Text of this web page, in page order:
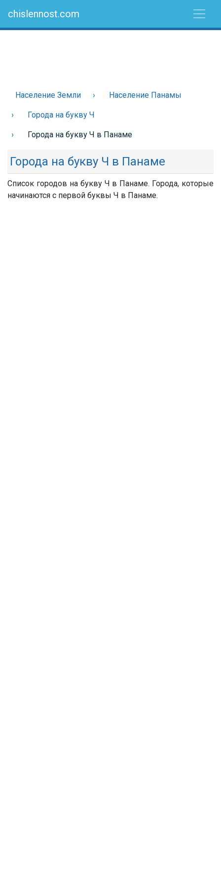
chislennost.com
Население Земли Население Панамы
Города на букву Ч
Города на букву Ч в Панаме
Города на букву Ч в Панаме
Список городов на букву Ч в Панаме. Города, которые
начинаются с первой буквы Ч в Панаме.